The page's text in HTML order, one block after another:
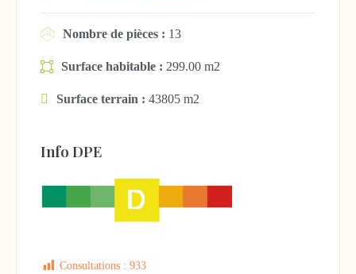
Nombre de pièces : 13
Surface habitable : 299.00 m2
Surface terrain : 43805 m2
Info DPE
Consultations : 933